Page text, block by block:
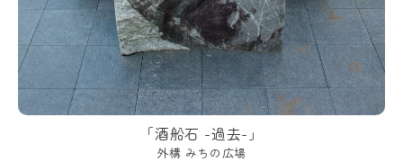
「酒船石 -過去-」
外構 みちの広場